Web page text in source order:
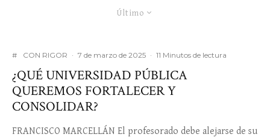
Último
# CON RIGOR · 7 de marzo de 2025 · 11 Minutos de lectura
¿QUÉ UNIVERSIDAD PÚBLICA
QUEREMOS FORTALECER Y
CONSOLIDAR?
FRANCISCO MARCELLÁN El profesorado debe alejarse de su